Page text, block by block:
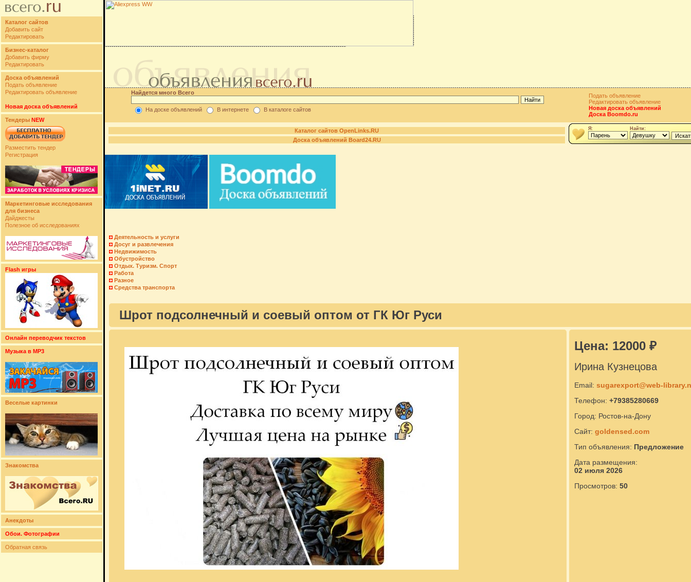
Каталог сайтов
Добавить сайт
Редактировать
Бизнес-каталог
Добавить фирму
Редактировать
Доска объявлений
Подать объявление
Редактировать объявление
Новая доска объявлений
Тендеры NEW
Разместить тендер
Регистрация
Маркетинговые исследования
для бизнеса
Дайджесты
Полезное об исследованиях
Flash игры
Онлайн переводчик текстов
Музыка в MP3
Веселые картинки
Знакомства
Анекдоты
Обои. Фотографии
Обратная связь
Найдется много Всего
На доске объявлений В интернете В каталоге сайтов
Подать объявление
Редактировать объявление
Новая доска объявлений
Доска Boomdo.ru
Каталог сайтов OpenLinks.RU
Доска объявлений Board24.RU
Я: Найти:
Деятельность и услуги
Досуг и развлечения
Недвижимость
Обустройство
Отдых. Туризм. Спорт
Работа
Разное
Средства транспорта
Шрот подсолнечный и соевый оптом от ГК Юг Руси
Цена: 12000 ₽
Ирина Кузнецова
Email: sugarexport@web-
Телефон: +79385280669
Город: Ростов-на-Дону
Сайт: goldensed.com
Тип объявления: Предложение
Дата размещения:
02 июля 2026
Просмотров: 50